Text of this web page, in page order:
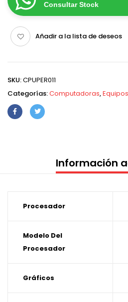
Consultar Stock
Añadir a la lista de deseos
SKU:CPUPER011
Categorías:Computadoras,Equipos
Información
Procesador
Modelo Del
Procesador
Gráficos